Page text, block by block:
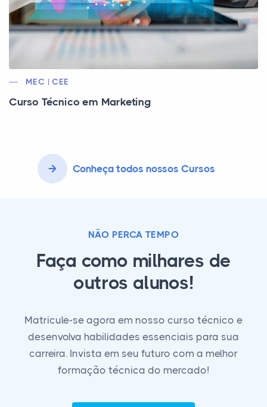
MEC | CEE
Curso Técnico em Marketing
Conheça todos nossos Cursos
NÃO PERCA TEMPO
Faça como milhares de
outros alunos!
Matricule-se agora em nosso curso técnico e
desenvolva habilidades essenciais para sua
carreira. Invista em seu futuro com a melhor
formação técnica do mercado!